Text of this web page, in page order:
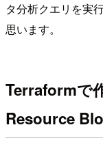
タ分析クエリを実
思います。
Terraformで
Resource